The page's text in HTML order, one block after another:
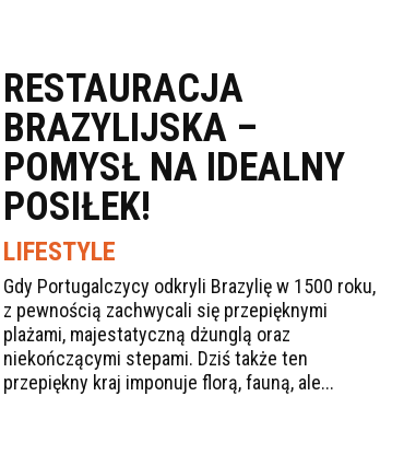
RESTAURACJA
BRAZYLIJSKA –
POMYSŁ NA IDEALNY
POSIŁEK!
LIFESTYLE
Gdy Portugalczycy odkryli Brazylię w 1500 roku,
z pewnością zachwycali się przepięknymi
plażami, majestatyczną dżunglą oraz
niekończącymi stepami. Dziś także ten
przepiękny kraj imponuje florą, fauną, ale...